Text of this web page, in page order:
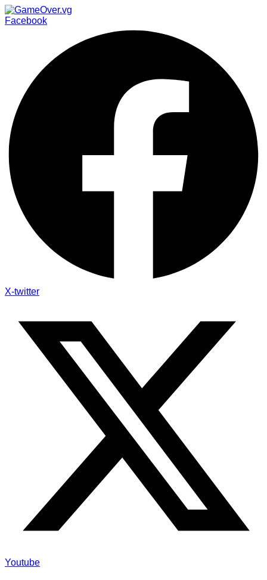
Facebook
X-twitter
Youtube